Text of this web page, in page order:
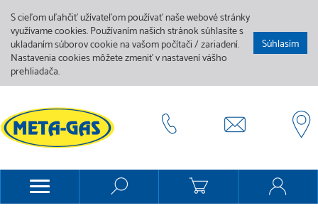
S cieľom uľahčiť užívateľom používať naše webové stránky
využívame cookies. Používaním našich stránok súhlasíte s
ukladaním súborov cookie na vašom počítači / zariadení.
Nastavenia cookies môžete zmeniť v nastavení vášho
prehliadača.
Súhlasím